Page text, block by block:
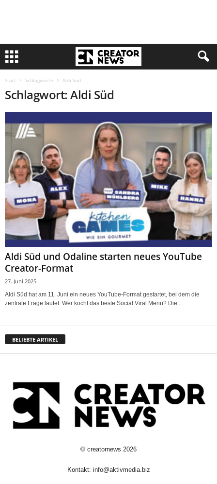
Start Schlagworte Aldi Süd
Schlagwort: Aldi Süd
Aldi Süd und Odaline starten neues YouTube
Creator-Format
27. Juni 2025
Aldi Süd hat am 11. Juni ein neues YouTube-Format gestartet, bei dem die
zentrale Frage lautet: Wer kocht das beste Social Viral Menü? Die...
BELIEBTE ARTIKEL
© creatornews 2026
Kontakt: info@aktivmedia.biz